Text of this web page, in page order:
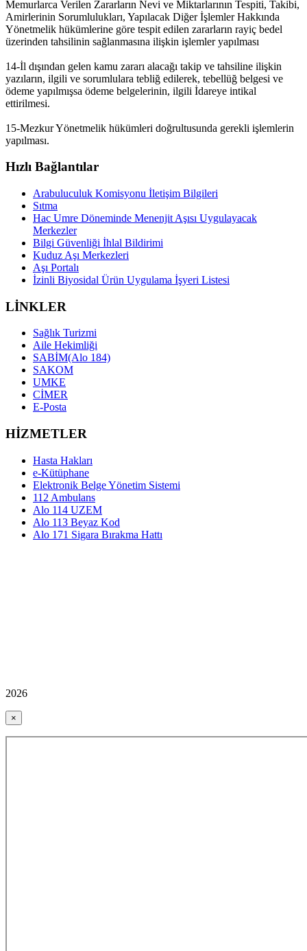
Memurlarca Verilen Zararların Nevi ve Miktarlarının Tespiti, Takibi,
Amirlerinin Sorumlulukları, Yapılacak Diğer İşlemler Hakkında
Yönetmelik hükümlerine göre tespit edilen zararların rayiç bedel
üzerinden tahsilinin sağlanmasına ilişkin işlemler yapılması
14-İl dışından gelen kamu zararı alacağı takip ve tahsiline ilişkin
yazıların, ilgili ve sorumlulara tebliğ edilerek, tebellüğ belgesi ve
ödeme yapılmışsa ödeme belgelerinin, ilgili İdareye intikal
ettirilmesi.
15-Mezkur Yönetmelik hükümleri doğrultusunda gerekli işlemlerin
yapılması.
Hızlı Bağlantılar
Arabuluculuk Komisyonu İletişim Bilgileri
Sıtma
Hac Umre Döneminde Menenjit Aşısı Uygulayacak
Merkezler
Bilgi Güvenliği İhlal Bildirimi
Kuduz Aşı Merkezleri
Aşı Portalı
İzinli Biyosidal Ürün Uygulama İşyeri Listesi
LİNKLER
Sağlık Turizmi
Aile Hekimliği
SABİM(Alo 184)
SAKOM
UMKE
CİMER
E-Posta
HİZMETLER
Hasta Hakları
e-Kütüphane
Elektronik Belge Yönetim Sistemi
112 Ambulans
Alo 114 UZEM
Alo 113 Beyaz Kod
Alo 171 Sigara Bırakma Hattı
2026
×